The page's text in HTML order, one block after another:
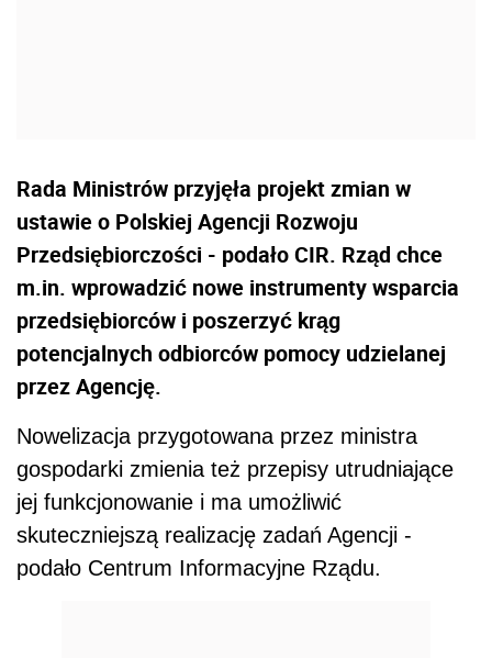
Rada Ministrów przyjęła projekt zmian w
ustawie o Polskiej Agencji Rozwoju
Przedsiębiorczości - podało CIR. Rząd chce
m.in. wprowadzić nowe instrumenty wsparcia
przedsiębiorców i poszerzyć krąg
potencjalnych odbiorców pomocy udzielanej
przez Agencję.
Nowelizacja przygotowana przez ministra
gospodarki zmienia też przepisy utrudniające
jej funkcjonowanie i ma umożliwić
skuteczniejszą realizację zadań Agencji -
podało Centrum Informacyjne Rządu.